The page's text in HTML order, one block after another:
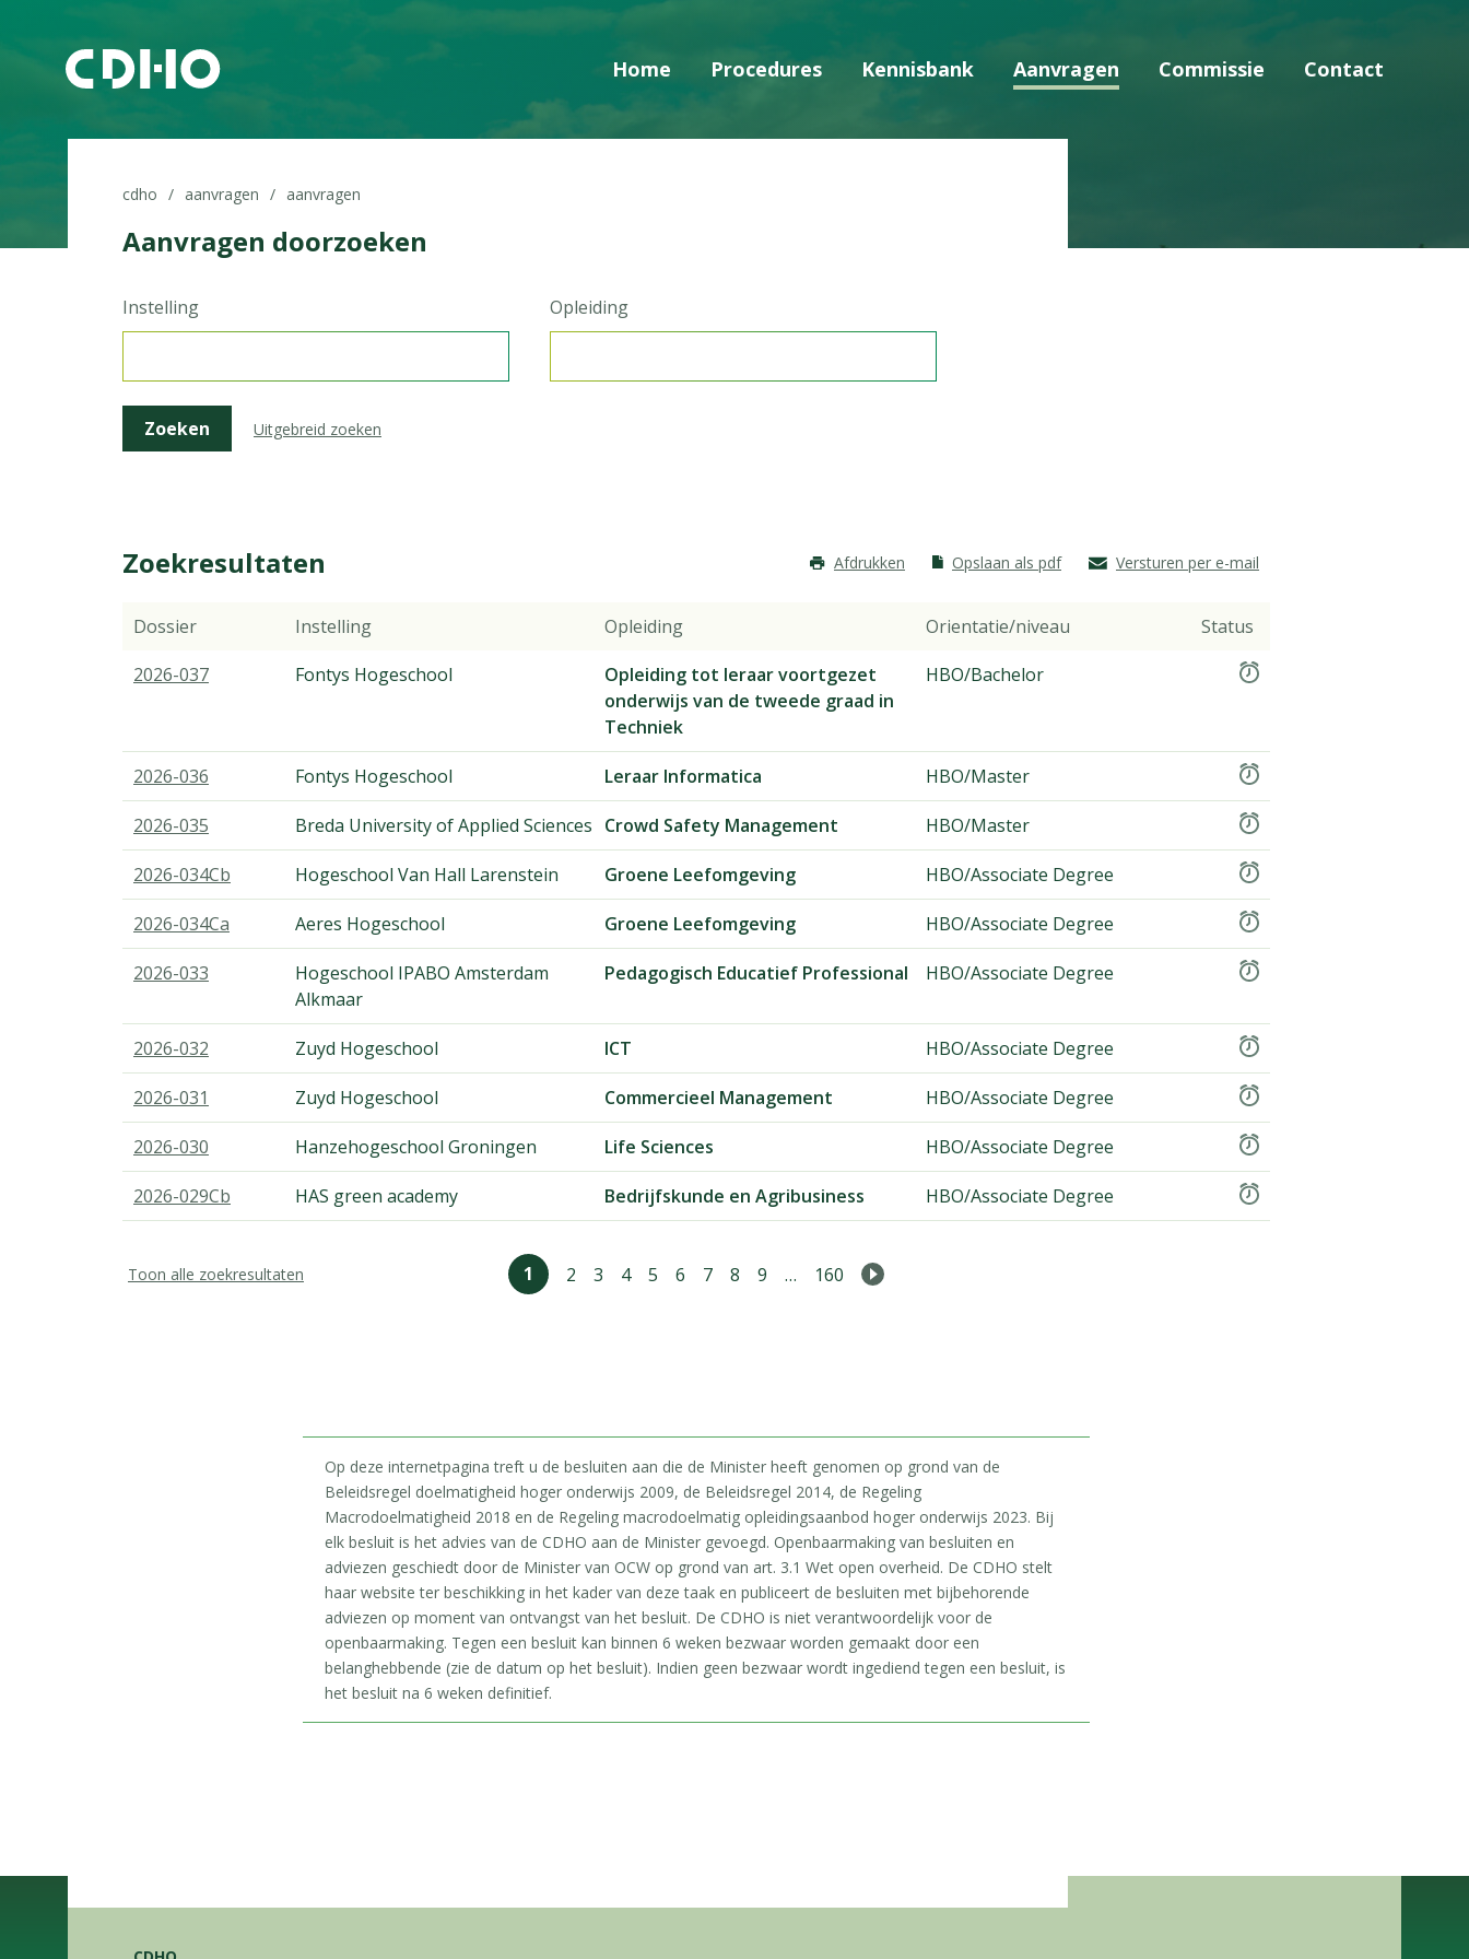
Home Procedures Kennisbank Aanvragen Commissie Contact
cdho aanvragen aanvragen
Aanvragen doorzoeken
Instelling Opleiding
Uitgebreid zoeken
Zoekresultaten Afdrukken Opslaan als pdf Versturen per e-mail
Dossier Instelling Opleiding Orientatie/niveau
Status
2026-037
Fontys Hogeschool
Opleiding tot leraar voortgezet
onderwijs van de tweede graad in
Techniek
HBO/Bachelor
2026-036 Fontys Hogeschool Leraar Informatica HBO/Master
2026-035 Breda University of Applied Sciences Crowd Safety Management HBO/Master
2026-034Cb Hogeschool Van Hall Larenstein Groene Leefomgeving HBO/Associate Degree
2026-034Ca Aeres Hogeschool Groene Leefomgeving HBO/Associate Degree
2026-033
Hogeschool IPABO Amsterdam
Alkmaar
Pedagogisch Educatief Professional HBO/Associate Degree
2026-032 Zuyd Hogeschool ICT HBO/Associate Degree
2026-031 Zuyd Hogeschool Commercieel Management HBO/Associate Degree
2026-030 Hanzehogeschool Groningen Life Sciences HBO/Associate Degree
2026-029Cb HAS green academy Bedrijfskunde en Agribusiness HBO/Associate Degree
Toon alle zoekresultaten 1 2 3 4 5 6 7 8 9 … 160
Op deze internetpagina treft u de besluiten aan die de Minister heeft genomen op grond van de
Beleidsregel doelmatigheid hoger onderwijs 2009, de Beleidsregel 2014, de Regeling
Macrodoelmatigheid 2018 en de Regeling macrodoelmatig opleidingsaanbod hoger onderwijs 2023. Bij
elk besluit is het advies van de CDHO aan de Minister gevoegd. Openbaarmaking van besluiten en
adviezen geschiedt door de Minister van OCW op grond van art. 3.1 Wet open overheid. De CDHO stelt
haar website ter beschikking in het kader van deze taak en publiceert de besluiten met bijbehorende
adviezen op moment van ontvangst van het besluit. De CDHO is niet verantwoordelijk voor de
openbaarmaking. Tegen een besluit kan binnen 6 weken bezwaar worden gemaakt door een
belanghebbende (zie de datum op het besluit). Indien geen bezwaar wordt ingediend tegen een besluit, is
het besluit na 6 weken definitief.